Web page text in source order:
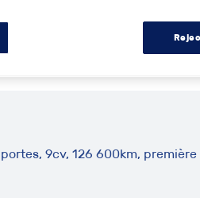
9cv, 126 600km, première